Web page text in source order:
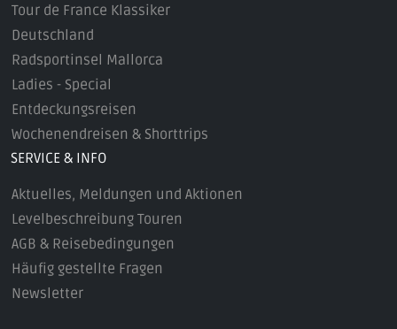
Tour de France Klassiker
Deutschland
Radsportinsel Mallorca
Ladies - Special
Entdeckungsreisen
Wochenendreisen & Shorttrips
SERVICE & INFO
Aktuelles, Meldungen und Aktionen
Levelbeschreibung Touren
AGB & Reisebedingungen
Häufig gestellte Fragen
Newsletter